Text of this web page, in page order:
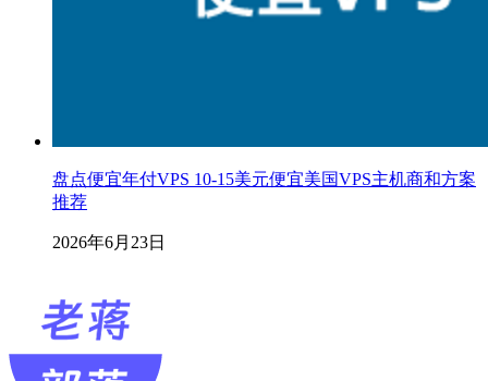
盘点便宜年付VPS 10-15美元便宜美国VPS主机商和方案
推荐
2026年6月23日